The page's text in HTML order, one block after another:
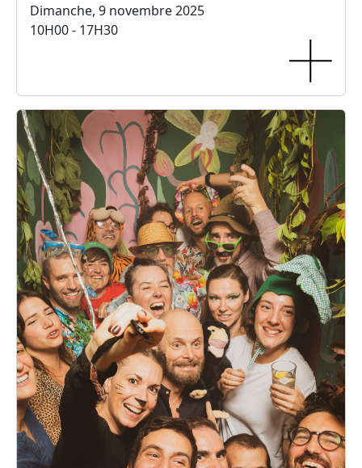
Dimanche, 9 novembre 2025
10H00 - 17H30